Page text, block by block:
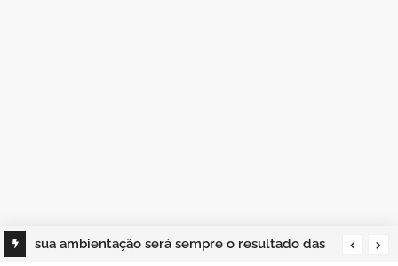
sua ambientação será sempre o resultado das